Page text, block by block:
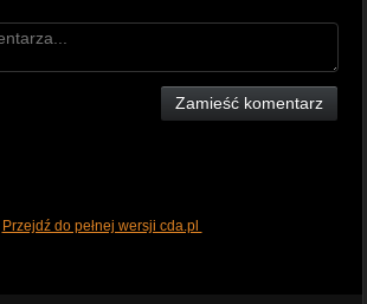
Zamieść komentarz
Przejdź do pełnej wersji cda.pl